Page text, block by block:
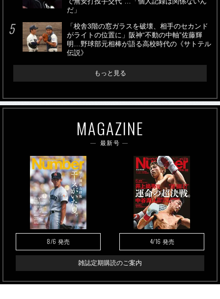
だ」
「校舎3階の窓ガラスを破壊、相手のセカンド
がライトの位置に」阪神“不動の中軸”佐藤輝
明…野球部元相棒が語る高校時代の《サトテル
伝説》
もっと見る
MAGAZINE
最新号
8/6 発売 4/16 発売
雑誌定期購読のご案内